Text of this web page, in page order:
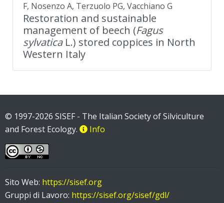
F, Nosenzo A, Terzuolo PG, Vacchiano G
Restoration and sustainable
management of beech (Fagus
sylvaticaL.) stored coppices in North
Western Italy
© 1997-2026 SISEF - The Italian Society of Silviculture
and Forest Ecology.
Info
Sito Web: https://sisef.org
Gruppi di Lavoro: https://sisef.org/sisef/gdl/